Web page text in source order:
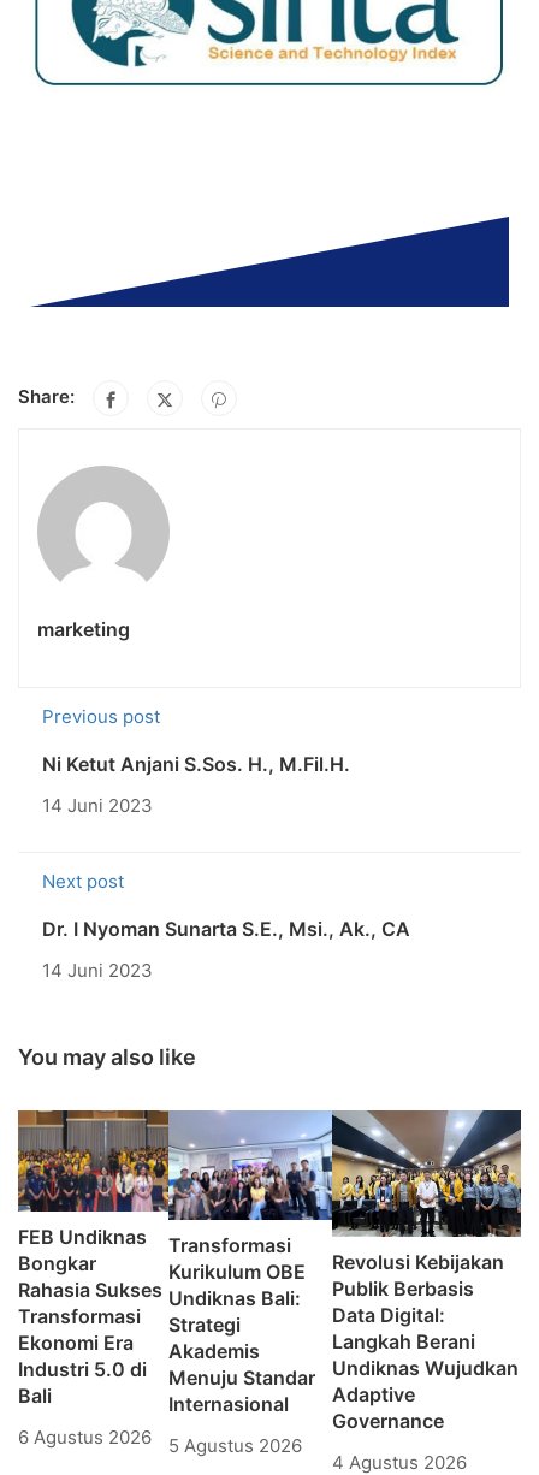
Share:
marketing
Previous post
Ni Ketut Anjani S.Sos. H., M.Fil.H.
14 Juni 2023
Next post
Dr. I Nyoman Sunarta S.E., Msi., Ak., CA
14 Juni 2023
You may also like
FEB Undiknas
Bongkar
Rahasia Sukses
Transformasi
Ekonomi Era
Industri 5.0 di
Bali
6 Agustus 2026
Transformasi
Kurikulum OBE
Undiknas Bali:
Strategi
Akademis
Menuju Standar
Internasional
5 Agustus 2026
Revolusi Kebijakan
Publik Berbasis
Data Digital:
Langkah Berani
Undiknas Wujudkan
Adaptive
Governance
4 Agustus 2026